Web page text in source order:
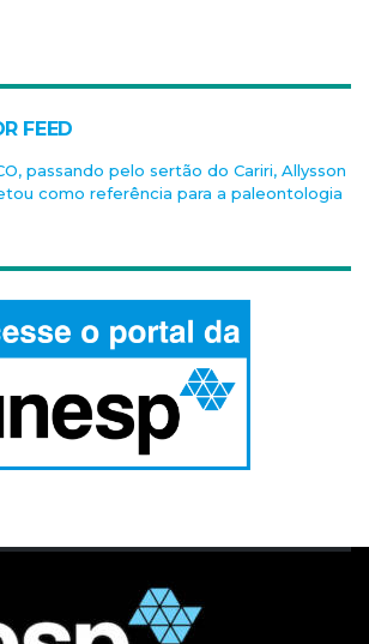
FEED
passando pelo sertão do Cariri, Allysson
como referência para a paleontologia